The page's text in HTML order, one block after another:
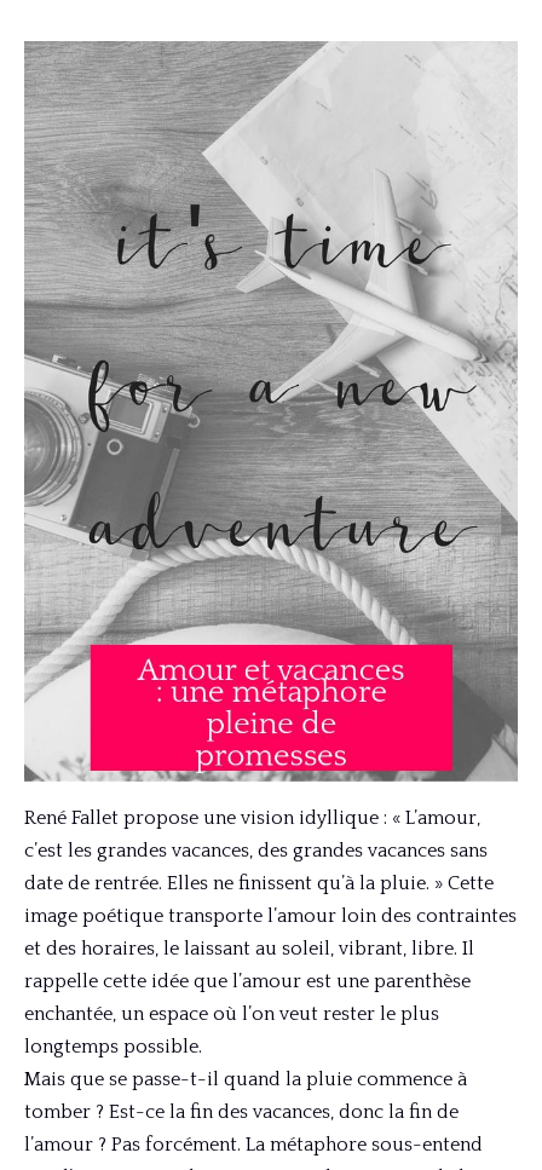
René Fallet propose une vision idyllique : « L’amour,
c’est les grandes vacances, des grandes vacances sans
date de rentrée. Elles ne finissent qu’à la pluie. » Cette
image poétique transporte l’amour loin des contraintes
et des horaires, le laissant au soleil, vibrant, libre. Il
rappelle cette idée que l’amour est une parenthèse
enchantée, un espace où l’on veut rester le plus
longtemps possible.
Mais que se passe-t-il quand la pluie commence à
tomber ? Est-ce la fin des vacances, donc la fin de
l’amour ? Pas forcément. La métaphore sous-entend